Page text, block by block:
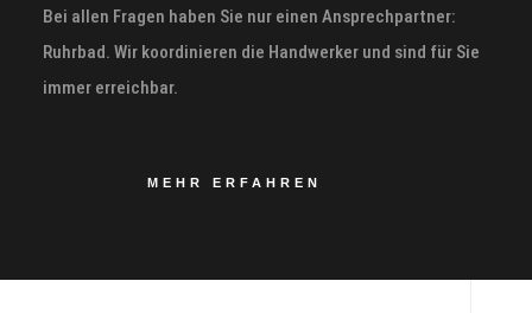
Bei allen Fragen haben Sie nur einen Ansprechpartner:
Ruhrbad. Wir koordinieren die Handwerker und sind für Sie
immer erreichbar.
MEHR ERFAHREN